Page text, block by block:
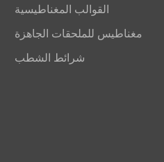
القوالب المغناطيسية
مغناطيس للملحقات الجاهزة
شرائط الشطب